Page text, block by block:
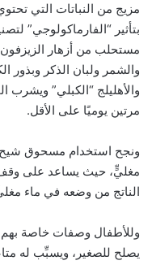
مزيج من النباتات التي
بتأثير “الفارماكولوجي”
مستحلب من أزهار الزيزفون
والشمر ولبان الذكر وبذور
والأهليلج “الكبلي”
مرتين يوميًا على الأقل.
ونجح استخدام مسحوق شيح
مغليٍّ، حيث يساعد على وقف
الناتج من وضعه في ماء
وللأطفال وصفات خاصة
يصلح للصغير، ويسبِّب له